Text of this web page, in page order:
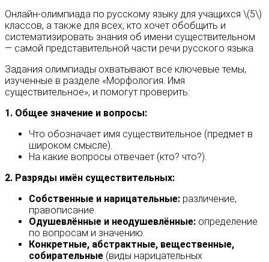
Онлайн-олимпиада по русскому языку для учащихся \(5\)
классов, а также для всех, кто хочет обобщить и
систематизировать знания об имени существительном
— самой представительной части речи русского языка.
Задания олимпиады охватывают все ключевые темы,
изученные в разделе «Морфология. Имя
существительное», и помогут проверить:
1. Общее значение и вопросы:
Что обозначает имя существительное (предмет в
широком смысле).
На какие вопросы отвечает (кто? что?).
2. Разряды имён существительных:
Собственные и нарицательные: различение,
правописание.
Одушевлённые и неодушевлённые: определение
по вопросам и значению.
Конкретные, абстрактные, вещественные,
собирательные (виды нарицательных